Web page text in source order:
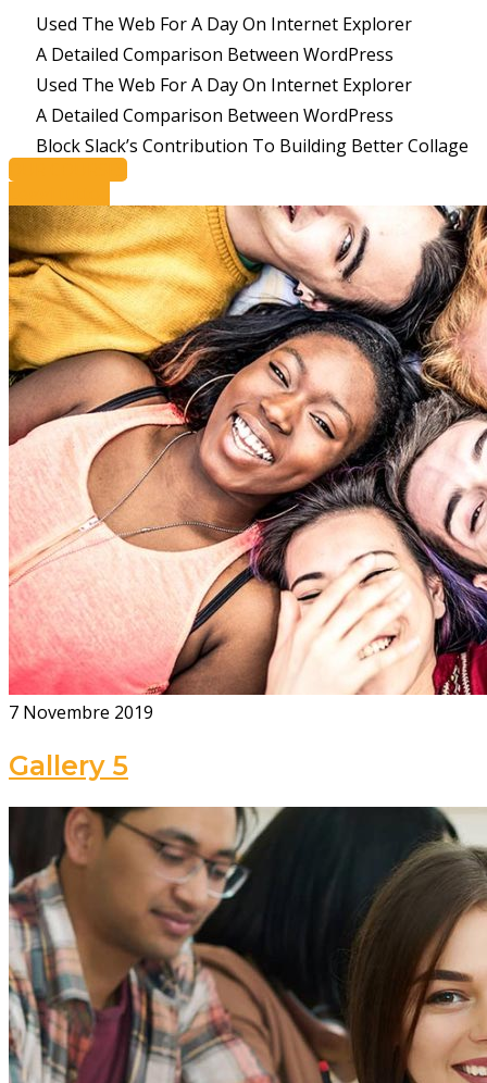
Used The Web For A Day On Internet Explorer
A Detailed Comparison Between WordPress
Used The Web For A Day On Internet Explorer
A Detailed Comparison Between WordPress
Block Slack’s Contribution To Building Better Collage
OUR COURSES
7 Novembre 2019
Gallery 5